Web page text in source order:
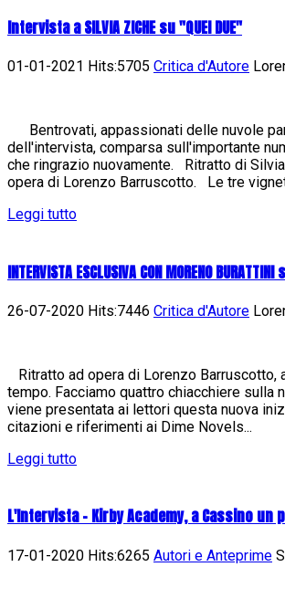
Intervista a SILVIA ZICHE su "QUEI DUE"
01-01-2021 Hits:5705 Critica d'Autore
Bentrovati, appassionati delle nuvole
dell'intervista, comparsa sull'importante
che ringrazio nuovamente. Ritratto di
opera di Lorenzo Barruscotto. Le tre
Leggi tutto
INTERVISTA ESCLUSIVA CON MORENO
26-07-2020 Hits:7446 Critica d'Autore
Ritratto ad opera di Lorenzo
tempo. Facciamo quattro chiacchiere
viene presentata ai lettori questa nuova
citazioni e riferimenti ai Dime Novels...
Leggi tutto
L'Intervista - Kirby Academy, a Cassino
17-01-2020 Hits:6265 Autori e Anteprime